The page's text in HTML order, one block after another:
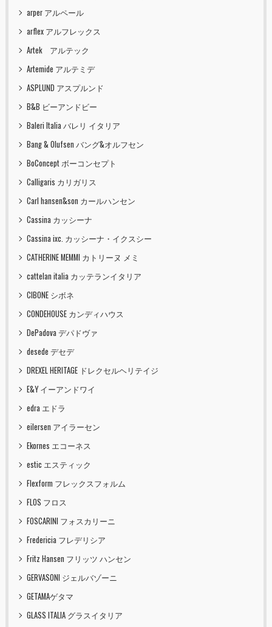
arper アルペール
arflex アルフレックス
Artek アルテック
Artemide アルテミデ
ASPLUND アスプルンド
B&B ビーアンドビー
Baleri Italia バレリ イタリア
Bang & Olufsen バング&オルフセン
BoConcept ボーコンセプト
Calligaris カリガリス
Carl hansen&son カールハンセン
Cassina カッシーナ
Cassina ixc. カッシーナ・イクスシー
CATHERINE MEMMI カトリーヌ メミ
cattelan italia カッテランイタリア
CIBONE シボネ
CONDEHOUSE カンディハウス
DePadova デパドヴァ
desede デセデ
DREXEL HERITAGE ドレクセルヘリテイジ
E&Y イーアンドワイ
edra エドラ
eilersen アイラーセン
Ekornes エコーネス
estic エスティック
Flexform フレックスフォルム
FLOS フロス
FOSCARINI フォスカリーニ
Fredericia フレデリシア
Fritz Hansen フリッツ ハンセン
GERVASONI ジェルバゾーニ
GETAMAゲタマ
GLASS ITALIA グラスイタリア